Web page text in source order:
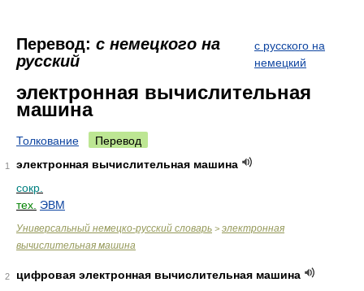
Перевод: с немецкого на
русский
с русского на
немецкий
электронная вычислительная
машина
Толкование Перевод
1
электронная вычислительная машина
сокр.
тех. ЭВМ
Универсальный немецко-русский словарь > электронная
вычислительная машина
2
цифровая электронная вычислительная машина